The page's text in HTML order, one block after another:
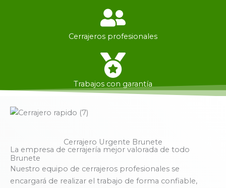
Cerrajeros profesionales
Trabajos con garantía
Cerrajero Urgente Brunete
La empresa de cerrajería mejor valorada de todo
Brunete
Nuestro equipo de cerrajeros profesionales se
encargará de realizar el trabajo de forma confiable,